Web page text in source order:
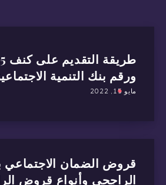
ورقم بنك التنمية
مايو 15, 2022
قروض الضمان الاجتماعي
الراجحي وأنواع قروض